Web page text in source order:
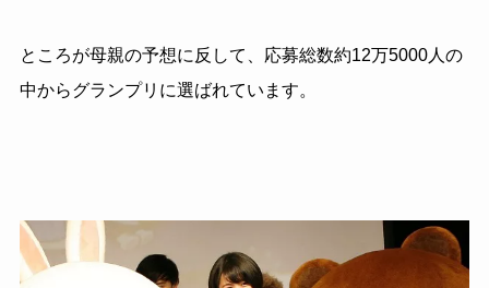
ところが母親の予想に反して、応募総数約12万5000人の
中からグランプリに選ばれています。